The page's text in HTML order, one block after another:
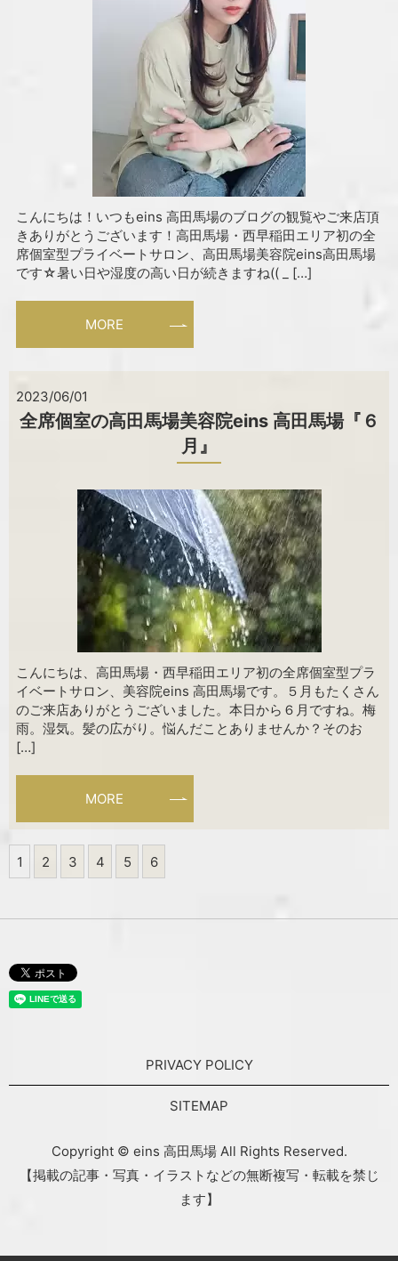
こんにちは！いつもeins 高田馬場のブログの観覧やご来店頂
きありがとうございます！高田馬場・西早稲田エリア初の全
席個室型プライベートサロン、高田馬場美容院eins高田馬場
です☆暑い日や湿度の高い日が続きますね(( _ […]
MORE
2023/06/01
全席個室の高田馬場美容院eins 高田馬場『６
月』
こんにちは、高田馬場・西早稲田エリア初の全席個室型プラ
イベートサロン、美容院eins 高田馬場です。５月もたくさん
のご来店ありがとうございました。本日から６月ですね。梅
雨。湿気。髪の広がり。悩んだことありませんか？そのお
[…]
MORE
1 2 3 4 5 6
PRIVACY POLICY
SITEMAP
Copyright © eins 高田馬場 All Rights Reserved.
【掲載の記事・写真・イラストなどの無断複写・転載を禁じ
ます】